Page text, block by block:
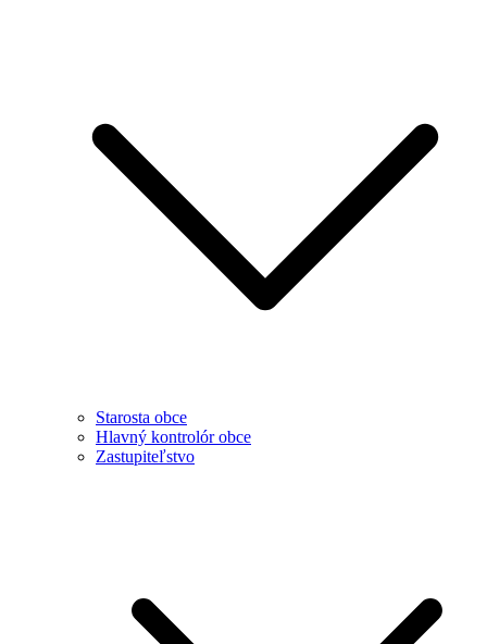
Starosta obce
Hlavný kontrolór obce
Zastupiteľstvo